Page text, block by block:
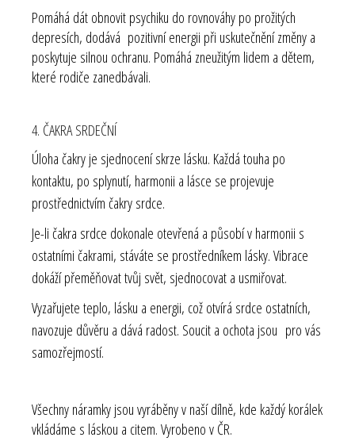
Pomáhá dát obnovit psychiku do rovnováhy po prožitých
depresích, dodává pozitivní energii při uskutečnění změny a
poskytuje silnou ochranu. Pomáhá zneužitým lidem a dětem,
které rodiče zanedbávali.
4. ČAKRA SRDEČNÍ
Úloha čakry je sjednocení skrze lásku. Každá touha po
kontaktu, po splynutí, harmonii a lásce se projevuje
prostřednictvím čakry srdce.
Je-li čakra srdce dokonale otevřená a působí v harmonii s
ostatními čakrami, stáváte se prostředníkem lásky. Vibrace
dokáží přeměňovat tvůj svět, sjednocovat a usmiřovat.
Vyzařujete teplo, lásku a energii, což otvírá srdce ostatních,
navozuje důvěru a dává radost. Soucit a ochota jsou pro vás
samozřejmostí.
Všechny náramky jsou vyráběny v naší dílně, kde každý korálek
vkládáme s láskou a citem. Vyrobeno v ČR.